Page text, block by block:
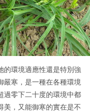
的環境適應性還是特別強
嚴寒，是一種在各種環境
過零下二十度的環境中都
美，又能御寒的實在是不